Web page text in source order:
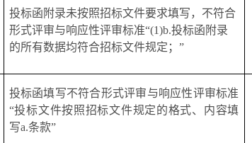
投标函附录未按照招标文件要求填写，不符合
形式评审与响应性评审标准“(1)b.投标函附录
的所有数据均符合招标文件规定； ”
投标函填写不符合形式评审与响应性评审标准
“投标文件按照招标文件规定的格式、内容填
写a.条款”